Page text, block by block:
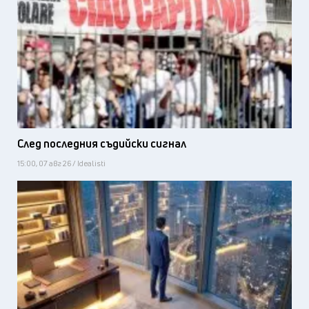
След последния съдийски сигнал
15:00, 07 авг 26 / Idealisti